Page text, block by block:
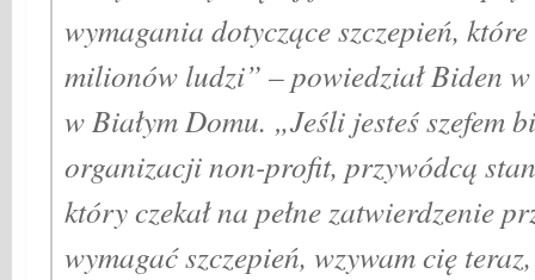
wymagania dotyczące szczepień,
milionów ludzi” – powiedział Biden
w Białym Domu. „Jeśli jesteś szefem
organizacji non-profit, przywódcą
który czekał na pełne zatwierdzenie
wymagać szczepień, wzywam cię